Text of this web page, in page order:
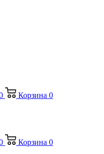
Корзина 0
Корзина 0